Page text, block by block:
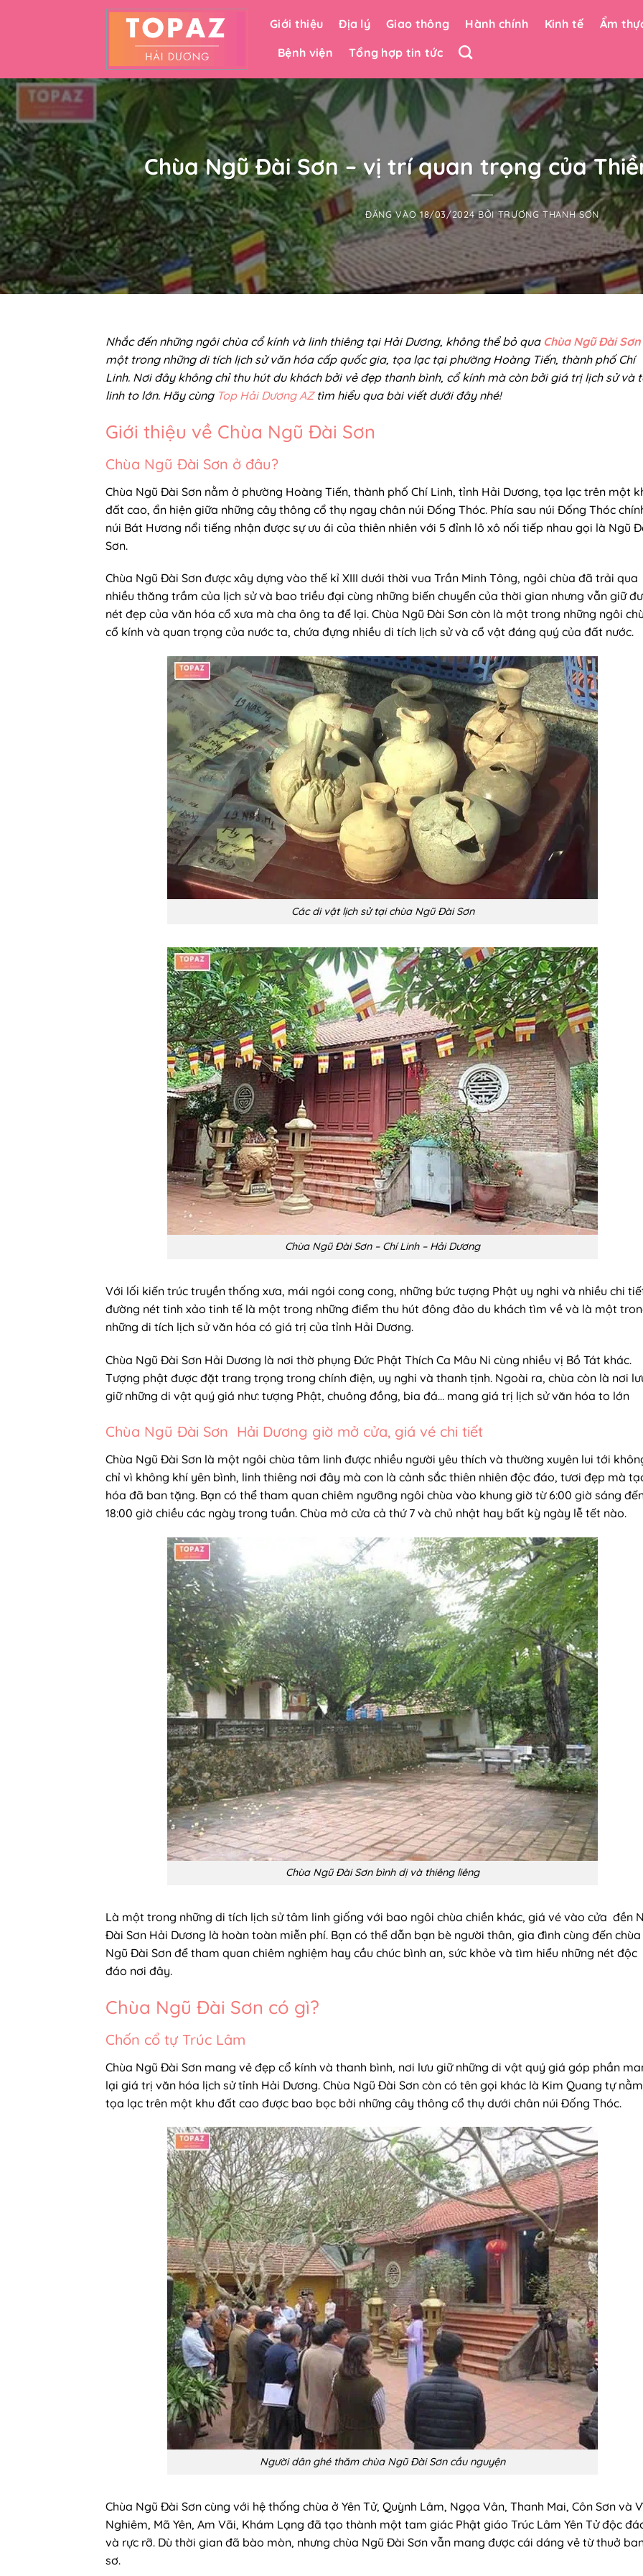
Giới thiệu Địa lý Giao thông Hành chính Kinh tế
Ẩm
Bệnh viện
Tổng hợp tin tức
Chùa Ngũ Đài Sơn – vị trí quan trọng của
ĐĂNG VÀO18/03/2024 BỞITRƯƠNG THANH SƠN
Nhắc đến những ngôi chùa cổ kính và linh thiêng tại Hải Dương, không thể bỏ qua Chùa Ngũ Đài Sơn
một trong những di tích lịch sử văn hóa cấp quốc gia, tọa lạc tại phường Hoàng Tiến, thành phố Chí
Linh. Nơi đây không chỉ thu hút du khách bởi vẻ đẹp thanh bình, cổ kính mà còn bởi giá trị lịch sử và
linh to lớn. Hãy cùng Top Hải Dương AZ tìm hiểu qua bài viết dưới đây nhé!
Giới thiệu về Chùa Ngũ Đài Sơn
Chùa Ngũ Đài Sơn ở đâu?
Chùa Ngũ Đài Sơn nằm ở phường Hoàng Tiến, thành phố Chí Linh, tỉnh Hải Dương, tọa lạc trên một
đất cao, ẩn hiện giữa những cây thông cổ thụ ngay chân núi Đống Thóc. Phía sau núi Đống Thóc
núi Bát Hương nổi tiếng nhận được sự ưu ái của thiên nhiên với 5 đỉnh lô xô nối tiếp nhau gọi là Ngũ
Sơn.
Chùa Ngũ Đài Sơn được xây dựng vào thế kỉ XIII dưới thời vua Trần Minh Tông, ngôi chùa đã trải qua
nhiều thăng trầm của lịch sử và bao triều đại cùng những biến chuyển của thời gian nhưng vẫn giữ
nét đẹp của văn hóa cổ xưa mà cha ông ta để lại. Chùa Ngũ Đài Sơn còn là một trong những ngôi
cổ kính và quan trọng của nước ta, chứa đựng nhiều di tích lịch sử và cổ vật đáng quý của đất nước.
Các di vật lịch sử tại chùa Ngũ Đài Sơn
Chùa Ngũ Đài Sơn – Chí Linh – Hải Dương
Với lối kiến trúc truyền thống xưa, mái ngói cong cong, những bức tượng Phật uy nghi và nhiều chi
đường nét tinh xảo tinh tế là một trong những điểm thu hút đông đảo du khách tìm về và là một
những di tích lịch sử văn hóa có giá trị của tỉnh Hải Dương.
Chùa Ngũ Đài Sơn Hải Dương là nơi thờ phụng Đức Phật Thích Ca Mâu Ni cùng nhiều vị Bồ Tát khác.
Tượng phật được đặt trang trọng trong chính điện, uy nghi và thanh tịnh. Ngoài ra, chùa còn là nơi
giữ những di vật quý giá như: tượng Phật, chuông đồng, bia đá… mang giá trị lịch sử văn hóa to lớn
Chùa Ngũ Đài Sơn Hải Dương giờ mở cửa, giá vé chi tiết
Chùa Ngũ Đài Sơn là một ngôi chùa tâm linh được nhiều người yêu thích và thường xuyên lui tới
chỉ vì không khí yên bình, linh thiêng nơi đây mà con là cảnh sắc thiên nhiên độc đáo, tươi đẹp mà
hóa đã ban tặng. Bạn có thể tham quan chiêm ngưỡng ngôi chùa vào khung giờ từ 6:00 giờ sáng
18:00 giờ chiều các ngày trong tuần. Chùa mở cửa cả thứ 7 và chủ nhật hay bất kỳ ngày lễ tết nào.
Chùa Ngũ Đài Sơn bình dị và thiêng liêng
Là một trong những di tích lịch sử tâm linh giống với bao ngôi chùa chiền khác, giá vé vào cửa đền
Đài Sơn Hải Dương là hoàn toàn miễn phí. Bạn có thể dẫn bạn bè người thân, gia đình cùng đến chùa
Ngũ Đài Sơn để tham quan chiêm nghiệm hay cầu chúc bình an, sức khỏe và tìm hiểu những nét độc
đáo nơi đây.
Chùa Ngũ Đài Sơn có gì?
Chốn cổ tự Trúc Lâm
Chùa Ngũ Đài Sơn mang vẻ đẹp cổ kính và thanh bình, nơi lưu giữ những di vật quý giá góp phần
lại giá trị văn hóa lịch sử tỉnh Hải Dương. Chùa Ngũ Đài Sơn còn có tên gọi khác là Kim Quang tự
tọa lạc trên một khu đất cao được bao bọc bởi những cây thông cổ thụ dưới chân núi Đống Thóc.
Người dân ghé thăm chùa Ngũ Đài Sơn cầu nguyện
Chùa Ngũ Đài Sơn cùng với hệ thống chùa ở Yên Tử, Quỳnh Lâm, Ngọa Vân, Thanh Mai, Côn Sơn và
Nghiêm, Mã Yên, Am Vãi, Khám Lạng đã tạo thành một tam giác Phật giáo Trúc Lâm Yên Tử độc
và rực rỡ. Dù thời gian đã bào mòn, nhưng chùa Ngũ Đài Sơn vẫn mang được cái dáng vẻ từ thuở
sơ.